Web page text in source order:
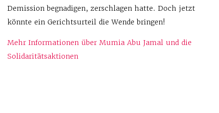
Demission begnadigen, zerschlagen hatte. Doch jetzt
könnte ein Gerichtsurteil die Wende bringen!
Mehr Informationen über Mumia Abu Jamal und die
Solidaritätsaktionen